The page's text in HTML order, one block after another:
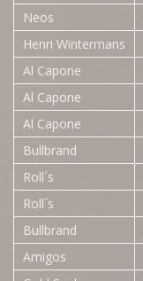
Neos
Henri Wintermans
Al Capone
Al Capone
Al Capone
Bullbrand
Roll´s
Roll´s
Bullbrand
Amigos